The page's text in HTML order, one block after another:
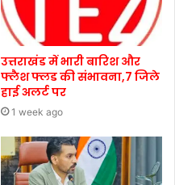
उत्तराखंड में भारी बारिश और
फ्लैश फ्लड की संभावना,7 जिले
हाई अलर्ट पर
1 week ago